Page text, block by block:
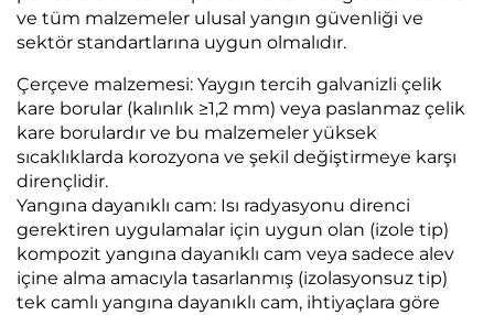
ve tüm malzemeler ulusal yangın güvenliği ve
sektör standartlarına uygun olmalıdır.
Çerçeve malzemesi: Yaygın tercih galvanizli çelik
kare borular (kalınlık ≥1,2 mm) veya paslanmaz çelik
kare borulardır ve bu malzemeler yüksek
sıcaklıklarda korozyona ve şekil değiştirmeye karşı
dirençlidir.
Yangına dayanıklı cam: Isı radyasyonu direnci
gerektiren uygulamalar için uygun olan (izole tip)
kompozit yangına dayanıklı cam veya sadece alev
içine alma amacıyla tasarlanmış (izolasyonsuz tip)
tek camlı yangına dayanıklı cam, ihtiyaçlara göre